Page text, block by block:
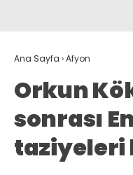
Ana Sayfa ›Afyon
Orkun
sonrası
taziyeleri